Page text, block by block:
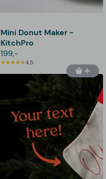
Mini Donut Maker -
KitchPro
199,-
4,5